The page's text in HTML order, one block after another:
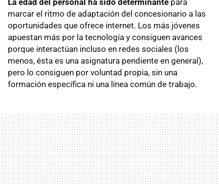
La edad del personal ha sido determinante para
marcar el ritmo de adaptación del concesionario a las
oportunidades que ofrece internet. Los más jóvenes
apuestan más por la tecnología y consiguen avances
porque interactúan incluso en redes sociales (los
menos, ésta es una asignatura pendiente en general),
pero lo consiguen por voluntad propia, sin una
formación específica ni una línea común de trabajo.